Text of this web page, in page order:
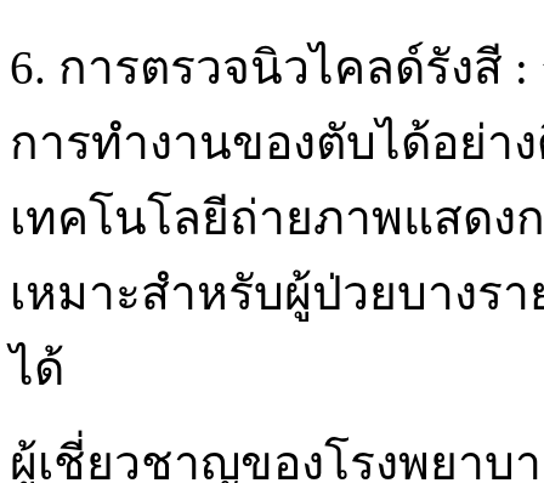
6. การตรวจนิวไคลด์รังสี
การทำงานของตับได้อย่า
เทคโนโลยีถ่ายภาพแสดง
เหมาะสำหรับผู้ป่วยบางร
ได้
ผู้เชี่ยวชาญของโรงพยาบ